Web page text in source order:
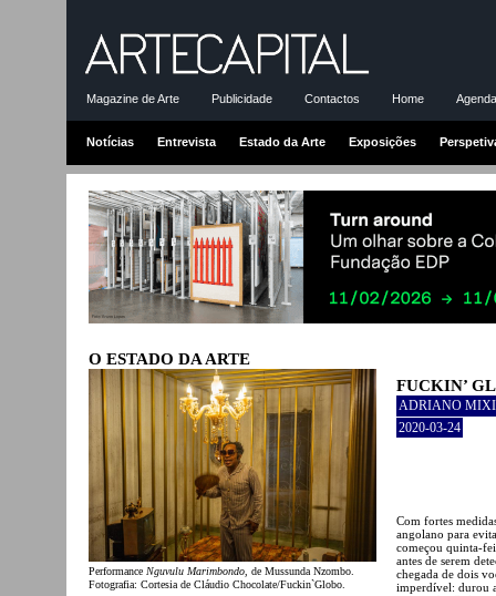
Magazine de Arte Publicidade Contactos Home
Notícias Entrevista Estado da Arte Exposições
O ESTADO DA ARTE
Performance Nguvulu Marimbondo , de Mussunda Nzombo.
Fotografia: Cortesia de Cláudio Chocolate/Fuckin`Globo.
FUCKIN’
ADRIANO
2020-03-24
Com fortes
angolano para
começou quinta-
antes de serem
chegada de dois
imperdível: durou